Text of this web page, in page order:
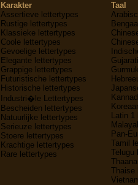
Karakter
Assertieve lettertypes
Rustige lettertypes
Klassieke lettertypes
Coole lettertypes
Gevoelige lettertypes
Elegante lettertypes
Grappige lettertypes
Futuristische lettertypes
Historische lettertypes
Industri�le Lettertypes
Bescheiden lettertypes
Natuurlijke lettertypes
Serieuze lettertypes
Stoere lettertypes
Krachtige lettertypes
Rare lettertypes
Taal
Latin 1
Pan-
Tamil
Telugu
Thaise